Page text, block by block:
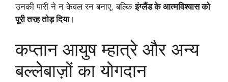
उनकी पारी ने न केवल रन बनाए, बल्किइंग्लैंड के आत्मविश्वास को
पूरी तरह तोड़ दिया।
कप्तान आयुष म्हात्रे और अन्य
बल्लेबाज़ों का योगदान